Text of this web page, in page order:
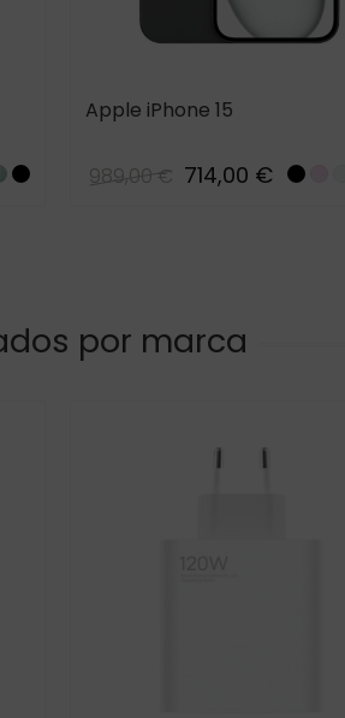
Tempest
Apple iPhone 15
989,00 € 714,00 € Black
por marca